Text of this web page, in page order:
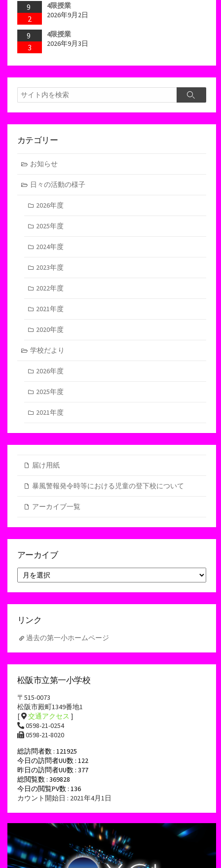
9
2
4限授業
2026年9月2日
9
3
4限授業
2026年9月3日
検
索
検
カテゴリー
お知らせ
日々の活動の様子
2026年度
2025年度
2024年度
2023年度
2022年度
2021年度
2020年度
学校だより
2026年度
2025年度
2021年度
届け用紙
暴風警報発令時等における児童の登下校について
アーカイブ一覧
アーカイブ
ー
カ
リンク
過去の第一小ホームページ
松阪市立第一小学校
〒515-0073
松阪市殿町1349番地1
[
交通アクセス ]
0598-21-0254
0598-21-8020
総訪問者数 : 121925
今日の訪問者UU数 : 122
昨日の訪問者UU数 : 377
総閲覧数 : 369828
今日の閲覧PV数 : 136
カウント開始日 : 2021年4月1日